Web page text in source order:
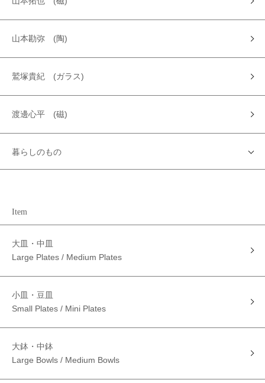
山本勘弥 (陶)
鷲塚貴紀 (ガラス)
渡邊心平 (磁)
暮らしのもの
Item
大皿・中皿
Large Plates / Medium Plates
小皿・豆皿
Small Plates / Mini Plates
大鉢・中鉢
Large Bowls / Medium Bowls